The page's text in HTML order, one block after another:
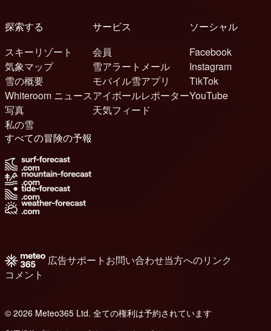
探索する
スキーリゾート
気象マップ
雪の概要
Whiteroom ニュース
写真
私の雪
サービス
会員
雪アラートメール
モバイル雪アプリ
アイボールレポーター
天気フィード
ソーシャル
Facebook
Instagram
TikTok
YouTube
すべての冒険の予報
広告サポート お問い合わせ当方へのリンク
コメント
© 2026 Meteo365 Ltd. 全ての権利は予約されています